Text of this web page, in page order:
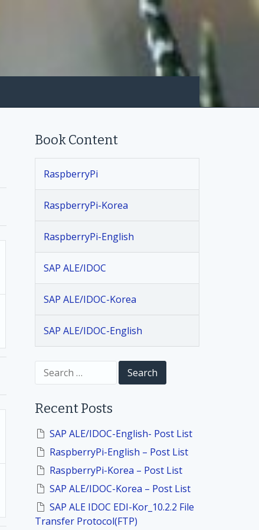
Book Content
RaspberryPi
RaspberryPi-Korea
RaspberryPi-English
SAP ALE/IDOC
SAP ALE/IDOC-Korea
SAP ALE/IDOC-English
c
o
Recent Posts
SAP ALE/IDOC-English- Post List
RaspberryPi-English – Post List
RaspberryPi-Korea – Post List
SAP ALE/IDOC-Korea – Post List
SAP ALE IDOC EDI-Kor_10.2.2 File
Transfer Protocol(FTP)